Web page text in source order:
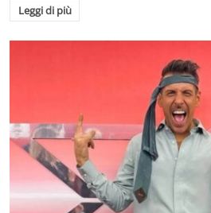
Leggi di più